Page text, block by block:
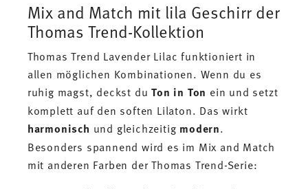
Mix and Match mit lila Geschirr der
Thomas Trend-Kollektion
Thomas Trend Lavender Lilac funktioniert in
allen möglichen Kombinationen. Wenn du es
ruhig magst, deckst duTon in Ton ein und setzt
komplett auf den soften Lilaton. Das wirkt
harmonisch und gleichzeitig modern.
Besonders spannend wird es im Mix and Match
mit anderen Farben der Thomas Trend-Serie: